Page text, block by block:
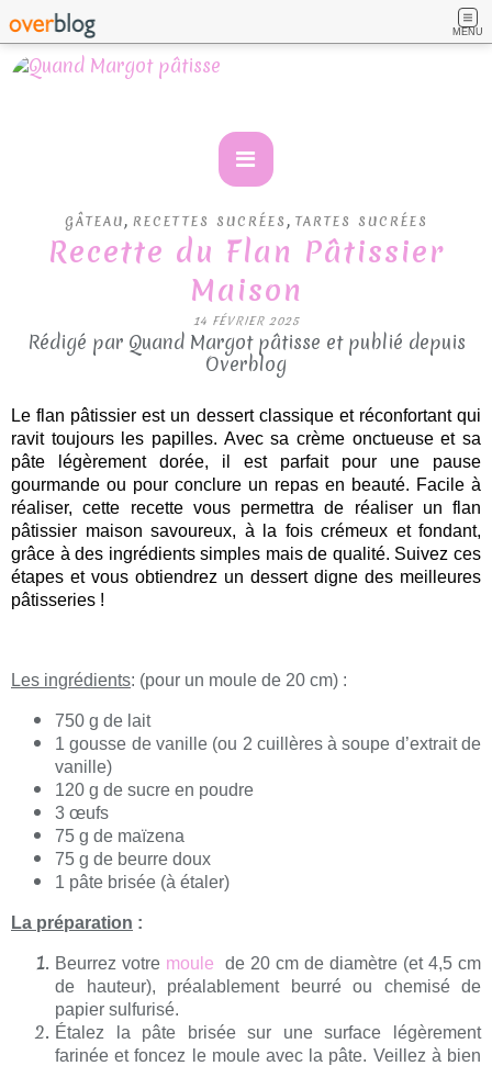
MENU
GÂTEAU, RECETTES SUCRÉES , TARTES SUCRÉES
Recette du Flan Pâtissier
Maison
14 FÉVRIER 2025
Rédigé par Quand Margot pâtisse et publié depuis
Overblog
Le flan pâtissier est un dessert classique et réconfortant qui
ravit toujours les papilles. Avec sa crème onctueuse et sa
pâte légèrement dorée, il est parfait pour une pause
gourmande ou pour conclure un repas en beauté. Facile à
réaliser, cette recette vous permettra de réaliser un flan
pâtissier maison savoureux, à la fois crémeux et fondant,
grâce à des ingrédients simples mais de qualité. Suivez ces
étapes et vous obtiendrez un dessert digne des meilleures
pâtisseries !
Les ingrédients: (pour un moule de 20 cm) :
750 g de lait
1 gousse de vanille (ou 2 cuillères à soupe d’extrait de
vanille)
120 g de sucre en poudre
3 œufs
75 g de maïzena
75 g de beurre doux
1 pâte brisée (à étaler)
La préparation :
Beurrez votre moule de 20 cm de diamètre (et 4,5 cm
de hauteur), préalablement beurré ou chemisé de
papier sulfurisé.
Étalez la pâte brisée sur une surface légèrement
farinée et foncez le moule avec la pâte. Veillez à bien